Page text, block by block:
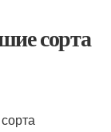
сорта